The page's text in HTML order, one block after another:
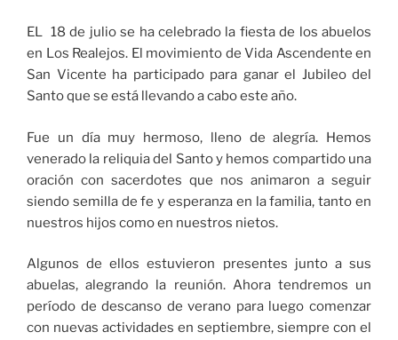
EL 18 de julio se ha celebrado la fiesta de los abuelos
en Los Realejos. El movimiento de Vida Ascendente en
San Vicente ha participado para ganar el Jubileo del
Santo que se está llevando a cabo este año.
Fue un día muy hermoso, lleno de alegría. Hemos
venerado la reliquia del Santo y hemos compartido una
oración con sacerdotes que nos animaron a seguir
siendo semilla de fe y esperanza en la familia, tanto en
nuestros hijos como en nuestros nietos.
Algunos de ellos estuvieron presentes junto a sus
abuelas, alegrando la reunión. Ahora tendremos un
período de descanso de verano para luego comenzar
con nuevas actividades en septiembre, siempre con el